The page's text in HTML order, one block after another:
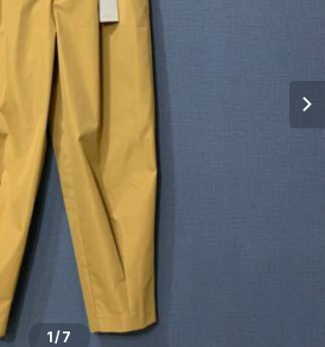
1/7